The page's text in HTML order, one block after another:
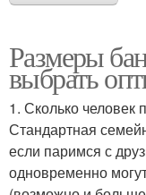
Размеры
выбрать
1. Сколько человек
Стандартная
если паримся с
одновременно